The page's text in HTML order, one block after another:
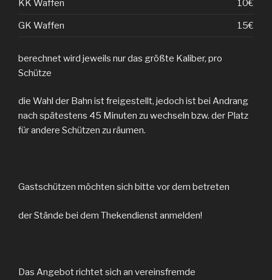
KK Waffen 10€
GK Waffen 15€
berechnet wird jeweils nur das größte Kaliber, pro
Schütze
die Wahl der Bahn ist freigestellt, jedoch ist bei Andrang
nach spätestens 45 Minuten zu wechseln bzw. der Platz
für andere Schützen zu räumen.
Gastschützen möchten sich bitte vor dem betreten
der Stände bei dem Thekendienst anmelden!
Das Angebot richtet sich an vereinsfremde